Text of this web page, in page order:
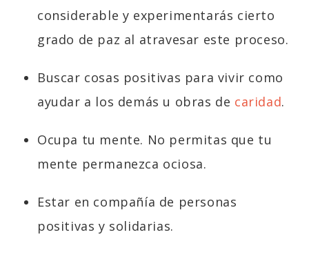
considerable y experimentarás cierto
grado de paz al atravesar este proceso.
Buscar cosas positivas para vivir como
ayudar a los demás u obras de caridad.
Ocupa tu mente. No permitas que tu
mente permanezca ociosa.
Estar en compañía de personas
positivas y solidarias.